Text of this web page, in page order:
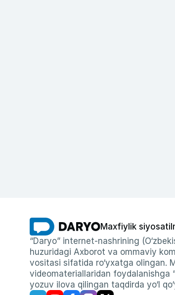
Maxfiylik siyosati
“Daryo” internet-nashrining
huzuridagi Axborot va ommaviy
vositasi sifatida ro‘yxatga olingan.
videomateriallaridan foydalanishga
yozuv ilova qilingan taqdirda yo‘l